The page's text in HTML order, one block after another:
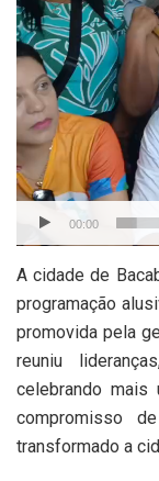
de
vídeo
00:00
A cidade de
programação
promovida pela
reuniu
celebrando mais
compromisso
transformado a